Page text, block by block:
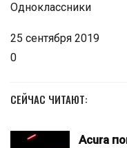
Одноклассники
25 сентября 2019
0
СЕЙЧАС ЧИТАЮТ:
Acura